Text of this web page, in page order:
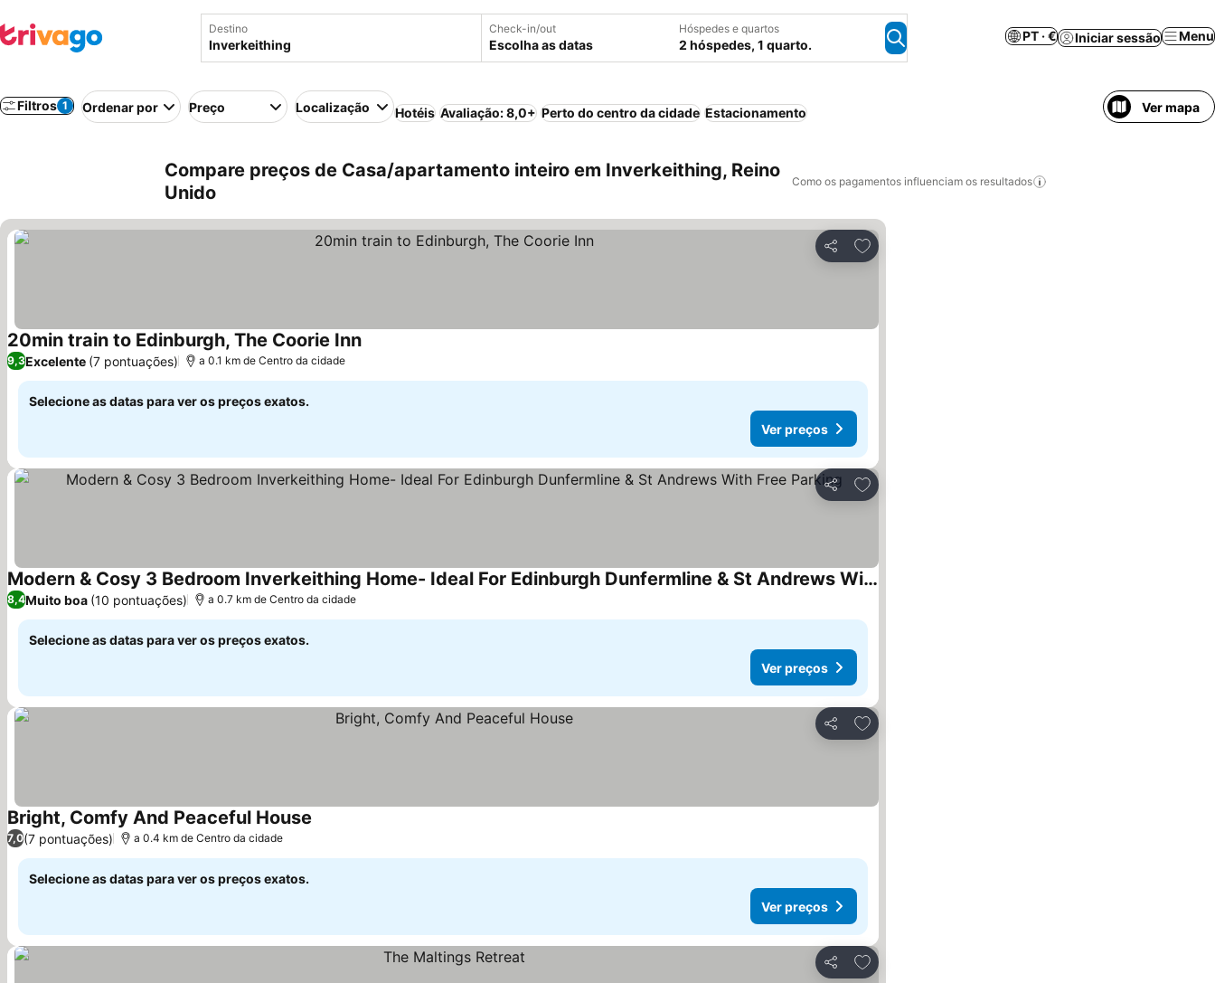
Destino Check-in/out
Escolha as datas
Hóspedes e quartos
2 hóspedes, 1 quarto.
PT · € Iniciar sessão Menu
Filtros 1 Ordenar por Preço Localização Hotéis Avaliação: 8,0+ Perto do centro da cidade Estacionamento Ver mapa
Compare preços de Casa/apartamento inteiro em Inverkeithing, Reino
Unido
Como os pagamentos influenciam os resultados
Partilhar
Adicionar aos favoritos
20min train to Edinburgh, The Coorie InnVer preços
9,3Excelente (7 pontuações) a 0.1 km de Centro da cidade
Selecione as datas para ver os preços exatos.
Ver preços
Partilhar
Adicionar aos favoritos
Modern & Cosy 3 Bedroom Inverkeithing Home- Ideal For Edinburgh Dunfermline & St Andrews With Free Parking
Ver preços
8,4Muito boa (10 pontuações) a 0.7 km de Centro da cidade
Selecione as datas para ver os preços exatos.
Ver preços
Partilhar
Adicionar aos favoritos
Bright, Comfy And Peaceful House
7,0(7 pontuações) a 0.4 km de Centro da cidade
Selecione as datas para ver os preços exatos.
Ver preços
Partilhar
Adicionar aos favoritos